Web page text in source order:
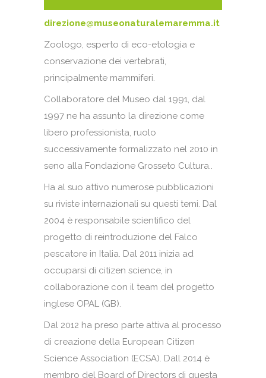
TORNA A STAFF MUSEO
direzione@museonaturalemaremma.it
Zoologo, esperto di eco-etologia e
conservazione dei vertebrati,
principalmente mammiferi.
Collaboratore del Museo dal 1991, dal
1997 ne ha assunto la direzione come
libero professionista, ruolo
successivamente formalizzato nel 2010 in
seno alla Fondazione Grosseto Cultura..
Ha al suo attivo numerose pubblicazioni
su riviste internazionali su questi temi. Dal
2004 è responsabile scientifico del
progetto di reintroduzione del Falco
pescatore in Italia. Dal 2011 inizia ad
occuparsi di citizen science, in
collaborazione con il team del progetto
inglese OPAL (GB).
Dal 2012 ha preso parte attiva al processo
di creazione della European Citizen
Science Association (ECSA). Dall 2014 è
membro del Board of Directors di questa